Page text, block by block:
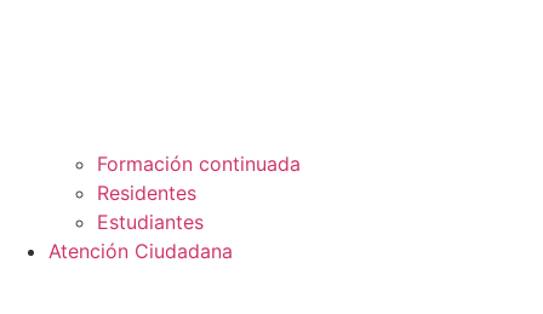
Formación continuada
Residentes
Estudiantes
Atención Ciudadana